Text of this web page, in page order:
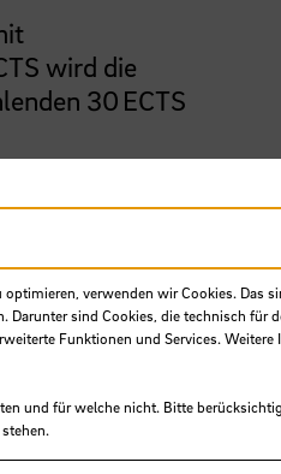
wird die
30 ECTS
verwenden wir Cookies. Das
Darunter sind Cookies, die technisch für
Funktionen und Services. Weitere
und für welche nicht. Bitte